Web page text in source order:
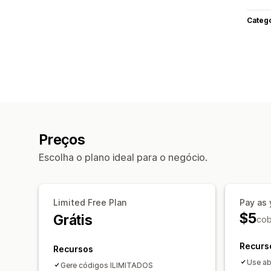
Preços
Escolha o plano ideal para o negócio.
Limited Free Plan
Grátis
Recursos
Gere códigos ILIMITADOS
Pay as
$5
Use